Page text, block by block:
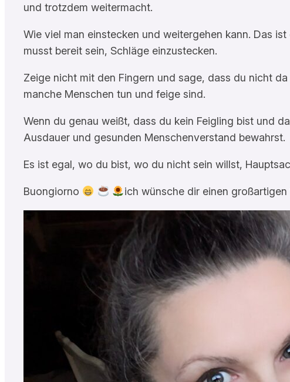
und trotzdem weitermacht.
Wie viel man einstecken und weitergehen kann. Das
musst bereit sein, Schläge einzustecken.
Zeige nicht mit den Fingern und sage, dass du nicht
manche Menschen tun und feige sind.
Wenn du genau weißt, dass du kein Feigling bist und
Ausdauer und gesunden Menschenverstand bewahrst.
Es ist egal, wo du bist, wo du nicht sein willst,
Buongiorno ich wünsche dir einen